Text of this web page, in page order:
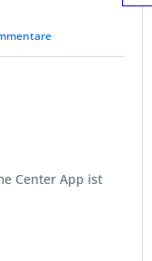
Center App ist